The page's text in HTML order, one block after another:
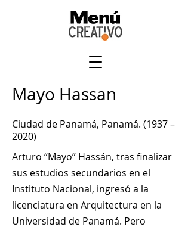
Mayo Hassan
Ciudad de Panamá, Panamá. (1937 –
2020)
Arturo “Mayo” Hassán, tras finalizar
sus estudios secundarios en el
Instituto Nacional, ingresó a la
licenciatura en Arquitectura en la
Universidad de Panamá. Pero